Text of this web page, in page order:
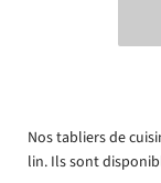
Nos tabliers de
lin. Ils sont